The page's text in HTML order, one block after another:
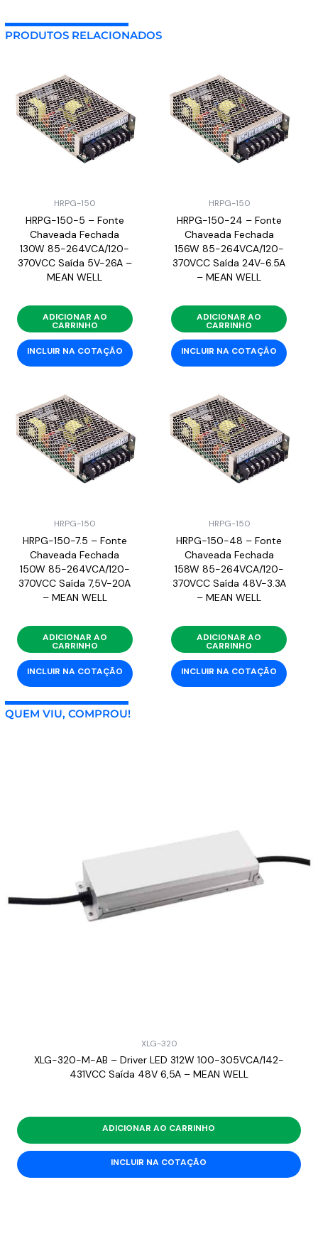
PRODUTOS RELACIONADOS
HRPG-150
HRPG-150-5 – Fonte
Chaveada Fechada
130W 85-264VCA/120-
370VCC Saída 5V-26A –
MEAN WELL
ADICIONAR AO
CARRINHO
INCLUIR NA COTAÇÃO
HRPG-150
HRPG-150-24 – Fonte
Chaveada Fechada
156W 85-264VCA/120-
370VCC Saída 24V-6.5A
– MEAN WELL
ADICIONAR AO
CARRINHO
INCLUIR NA COTAÇÃO
HRPG-150
HRPG-150-7.5 – Fonte
Chaveada Fechada
150W 85-264VCA/120-
370VCC Saída 7,5V-20A
– MEAN WELL
ADICIONAR AO
CARRINHO
INCLUIR NA COTAÇÃO
HRPG-150
HRPG-150-48 – Fonte
Chaveada Fechada
158W 85-264VCA/120-
370VCC Saída 48V-3.3A
– MEAN WELL
ADICIONAR AO
CARRINHO
INCLUIR NA COTAÇÃO
QUEM VIU, COMPROU!
XLG-320
XLG-320-M-AB – Driver LED 312W 100-305VCA/142-
431VCC Saída 48V 6,5A – MEAN WELL
ADICIONAR AO CARRINHO
INCLUIR NA COTAÇÃO